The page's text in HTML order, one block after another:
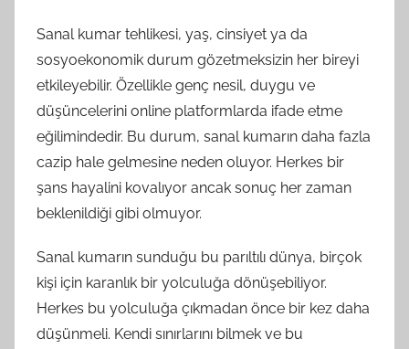
Sanal kumar tehlikesi, yaş, cinsiyet ya da
sosyoekonomik durum gözetmeksizin her bireyi
etkileyebilir. Özellikle genç nesil, duygu ve
düşüncelerini online platformlarda ifade etme
eğilimindedir. Bu durum, sanal kumarın daha fazla
cazip hale gelmesine neden oluyor. Herkes bir
şans hayalini kovalıyor ancak sonuç her zaman
beklenildiği gibi olmuyor.
Sanal kumarın sunduğu bu parıltılı dünya, birçok
kişi için karanlık bir yolculuğa dönüşebiliyor.
Herkes bu yolculuğa çıkmadan önce bir kez daha
düşünmeli. Kendi sınırlarını bilmek ve bu